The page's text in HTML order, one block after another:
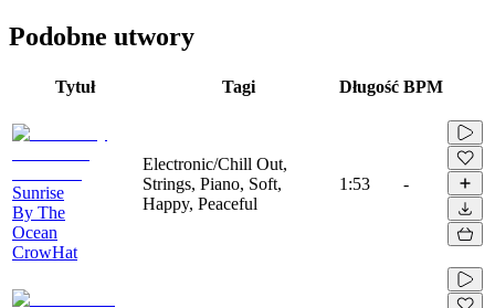
Podobne utwory
Tytuł Tagi Długość BPM
Sunrise
By The
Ocean
CrowHat
Electronic/Chill Out,
Strings, Piano, Soft,
Happy, Peaceful
1:53 -